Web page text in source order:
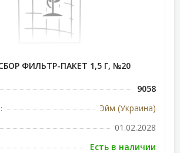
ФИЛЬТР-ПАКЕТ 1,5 Г, №20
9058
Эйм (Украина)
01.02.2028
Есть в наличии